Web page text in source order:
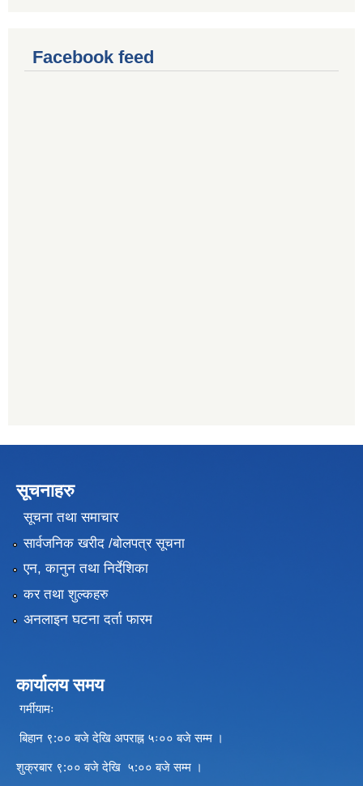
Facebook feed
सूचनाहरु
सूचना तथा समाचार
सार्वजनिक खरीद /बोलपत्र सूचना
एन, कानुन तथा निर्देशिका
कर तथा शुल्कहरु
अनलाइन घटना दर्ता फारम
कार्यालय समय
गर्मीयामः
बिहान ९:०० बजे देखि अपराह्न ५ः०० बजे सम्म ।
शुक्रबार ९:०० बजे देखि ५:०० बजे सम्म ।